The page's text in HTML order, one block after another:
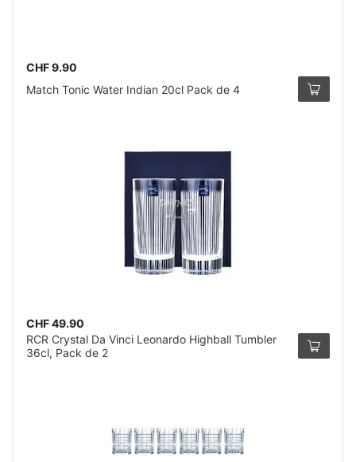
CHF 9.90
Match Tonic Water Indian 20cl Pack de 4
CHF 49.90
RCR Crystal Da Vinci Leonardo Highball Tumbler
36cl, Pack de 2